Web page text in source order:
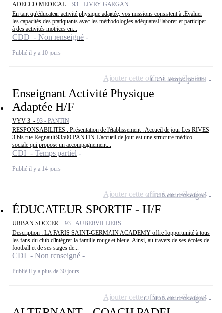
ADECCO MEDICAL - 93 - LIVRY-GARGAN
En tant qu'éducateur activité physique adaptée, vos missions consistent à :Évaluer
les capacités des pratiquants avec les méthodologies adéquatesÉlaborer et participer
à des activités motrices en...
CDD - Non renseigné
Publié il y a 10 jours
Enseignant Activité Physique
Adaptée H/F
VYV 3 - 93 - PANTIN
RESPONSABILITÉS : Présentation de l'établissement : Accueil de jour Les RIVES
3 bis rue Regnault 93500 PANTIN L'accueil de jour est une structure médico-
sociale qui propose un accompagnement...
CDI - Temps partiel
Publié il y a 14 jours
CDITemps partiel
Ajouter cette offre à ma sélection
ÉDUCATEUR SPORTIF - H/F
URBAN SOCCER - 93 - AUBERVILLIERS
Description : LA PARIS SAINT-GERMAIN ACADEMY offre l'opportunité à tous
les fans du club d'intégrer la famille rouge et bleue. Ainsi, au travers de ses écoles de
football et de ses stages de...
CDI - Non renseigné
Publié il y a plus de 30 jours
CDINon renseigné
Ajouter cette offre à ma sélection
CDDNon renseigné
Ajouter cette offre à ma sélection